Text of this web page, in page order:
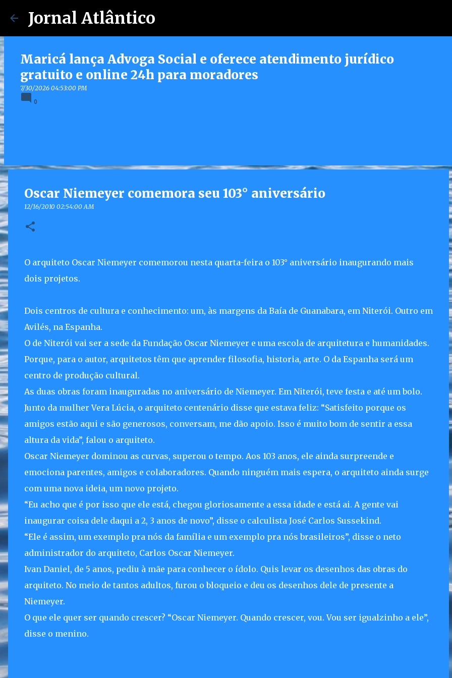
Jornal Atlântico
Maricá lança Advoga Social e oferece atendimento jurídico
gratuito e online 24h para moradores
7/30/2026 04:53:00 PM
0
Oscar Niemeyer comemora seu 103° aniversário
12/16/2010 02:54:00 AM
O arquiteto Oscar Niemeyer comemorou nesta quarta-feira o 103° aniversário inaugurando mais
dois projetos.
Dois centros de cultura e conhecimento: um, às margens da Baía de Guanabara, em Niterói. Outro em
Avilés, na Espanha.
O de Niterói vai ser a sede da Fundação Oscar Niemeyer e uma escola de arquitetura e humanidades.
Porque, para o autor, arquitetos têm que aprender filosofia, historia, arte. O da Espanha será um
centro de produção cultural.
As duas obras foram inauguradas no aniversário de Niemeyer. Em Niterói, teve festa e até um bolo.
Junto da mulher Vera Lúcia, o arquiteto centenário disse que estava feliz: “Satisfeito porque os
amigos estão aqui e são generosos, conversam, me dão apoio. Isso é muito bom de sentir a essa
altura da vida”, falou o arquiteto.
Oscar Niemeyer dominou as curvas, superou o tempo. Aos 103 anos, ele ainda surpreende e
emociona parentes, amigos e colaboradores. Quando ninguém mais espera, o arquiteto ainda surge
com uma nova ideia, um novo projeto.
“Eu acho que é por isso que ele está, chegou gloriosamente a essa idade e está ai. A gente vai
inaugurar coisa dele daqui a 2, 3 anos de novo”, disse o calculista José Carlos Sussekind.
“Ele é assim, um exemplo pra nós da família e um exemplo pra nós brasileiros”, disse o neto
administrador do arquiteto, Carlos Oscar Niemeyer.
Ivan Daniel, de 5 anos, pediu à mãe para conhecer o ídolo. Quis levar os desenhos das obras do
arquiteto. No meio de tantos adultos, furou o bloqueio e deu os desenhos dele de presente a
Niemeyer.
O que ele quer ser quando crescer? “Oscar Niemeyer. Quando crescer, vou. Vou ser igualzinho a ele”,
disse o menino.